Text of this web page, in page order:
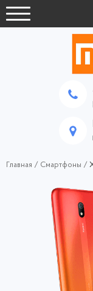
Главная / Смартфоны /